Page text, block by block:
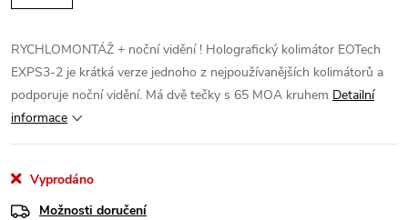
RYCHLOMONTÁŽ + noční vidění ! Holografický kolimátor EOTech
EXPS3-2 je krátká verze jednoho z nejpoužívanějších kolimátorů a
podporuje noční vidění. Má dvě tečky s 65 MOA kruhem Detailní
informace
Vyprodáno
Možnosti doručení